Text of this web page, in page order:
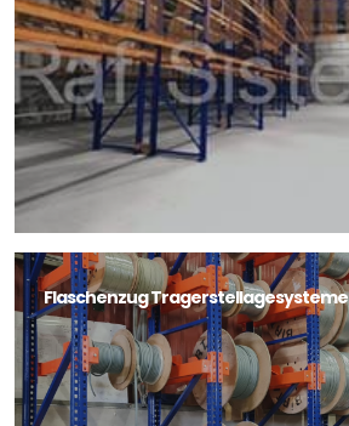
Flaschenzug Tragerstellagesysteme